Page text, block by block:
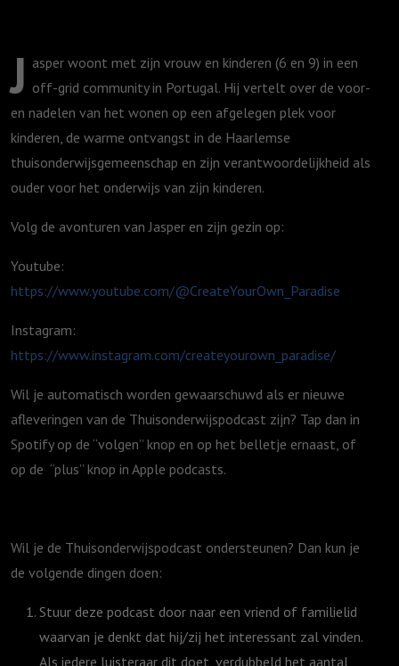
J asper woont met zijn vrouw en kinderen (6 en 9) in een
off-grid community in Portugal. Hij vertelt over de voor-
en nadelen van het wonen op een afgelegen plek voor
kinderen, de warme ontvangst in de Haarlemse
thuisonderwijsgemeenschap en zijn verantwoordelijkheid als
ouder voor het onderwijs van zijn kinderen.
Volg de avonturen van Jasper en zijn gezin op:
Youtube:
https://www.youtube.com/@CreateYourOwn_Paradise
Instagram:
https://www.instagram.com/createyourown_paradise/
Wil je automatisch worden gewaarschuwd als er nieuwe
afleveringen van de Thuisonderwijspodcast zijn? Tap dan in
Spotify op de “volgen” knop en op het belletje ernaast, of
op de “plus” knop in Apple podcasts.
Wil je de Thuisonderwijspodcast ondersteunen? Dan kun je
de volgende dingen doen:
Stuur deze podcast door naar een vriend of familielid
waarvan je denkt dat hij/zij het interessant zal vinden.
Als iedere luisteraar dit doet, verdubbeld het aantal